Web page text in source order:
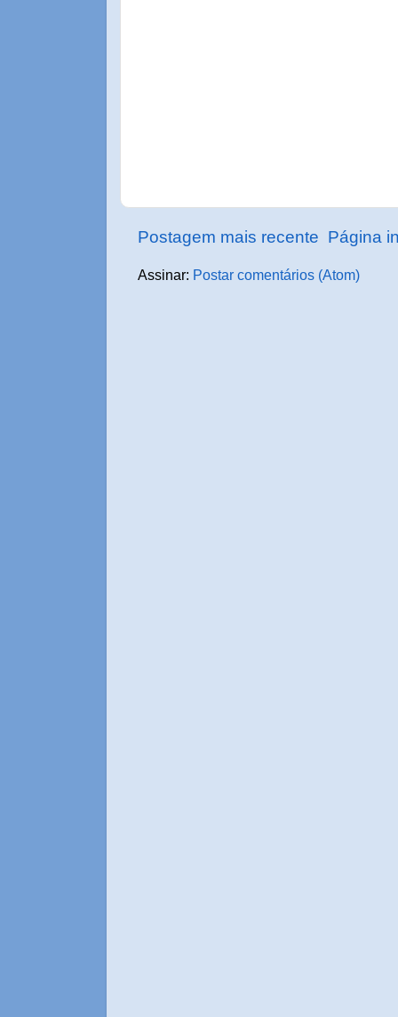
Postagem mais recente Página
Assinar: Postar comentários (Atom)